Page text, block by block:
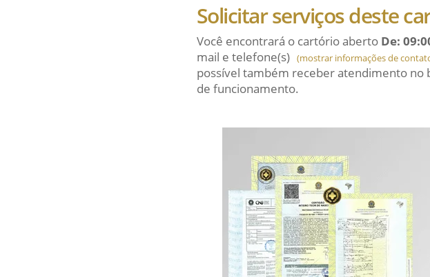
Solicitar serviços deste
Você encontrará o cartório aberto De:
mail e telefone(s) (mostrar informações de
possível também receber atendimento no
de funcionamento.